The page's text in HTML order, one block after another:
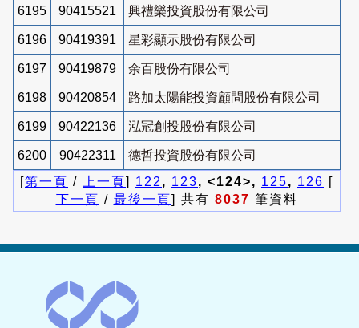
6195 90415521 興禮樂投資股份有限公司
6196 90419391 星彩顯示股份有限公司
6197 90419879 余百股份有限公司
6198 90420854 路加太陽能投資顧問股份有限公司
6199 90422136 泓冠創投股份有限公司
6200 90422311
德哲投資股份有限公司
[第一頁 / 上一頁] 122 , 123, <124>, 125, 126 [
下一頁 / 最後一頁] 共有 8037 筆資料